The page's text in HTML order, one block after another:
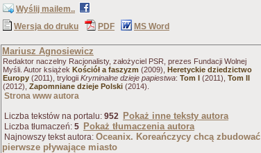
Wyślij mailem..
Wersja do druku
PDF MS Word
Mariusz Agnosiewicz
Redaktor naczelny Racjonalisty, założyciel PSR, prezes Fundacji Wolnej
Myśli. Autor książek Kościół a faszyzm (2009), Heretyckie dziedzictwo
Europy (2011), trylogii Kryminalne dzieje papiestwa: Tom I (2011), Tom II
(2012), Zapomniane dzieje Polski (2014).
Strona www autora
Liczba tekstów na portalu: 952 Pokaż inne teksty autora
Liczba tłumaczeń: 5 Pokaż tłumaczenia autora
Najnowszy tekst autora: Oceanix. Koreańczycy chcą zbudować
pierwsze pływające miasto